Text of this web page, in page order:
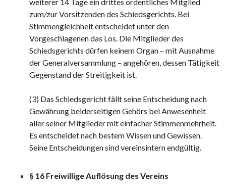
zum/zur Vorsitzenden des Schiedsgerichts. Bei
Stimmengleichheit entscheidet unter den
Vorgeschlagenen das Los. Die Mitglieder des
Schiedsgerichts dürfen keinem Organ – mit Ausnahme
der Generalversammlung – angehören, dessen Tätigkeit
Gegenstand der Streitigkeit ist.
(3) Das Schiedsgericht fällt seine Entscheidung nach
Gewährung beiderseitigen Gehörs bei Anwesenheit
aller seiner Mitglieder mit einfacher Stimmenmehrheit.
Es entscheidet nach bestem Wissen und Gewissen.
Seine Entscheidungen sind vereinsintern endgültig.
§ 16 Freiwillige Auflösung des Vereins